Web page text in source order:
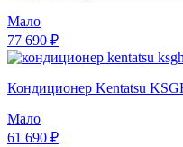
Мало
77 690 ₽
Кондиционер Kentatsu
Мало
61 690 ₽